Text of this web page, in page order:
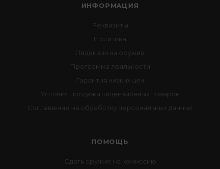
ИНФОРМАЦИЯ
Реквизиты
Политика
Лицензия на оружие
Программа лояльности
Гарантия низких цен
Условия продажи лицензионных товаров
Соглашение на обработку персональных данных
ПОМОЩЬ
Сдать оружие на комиссию